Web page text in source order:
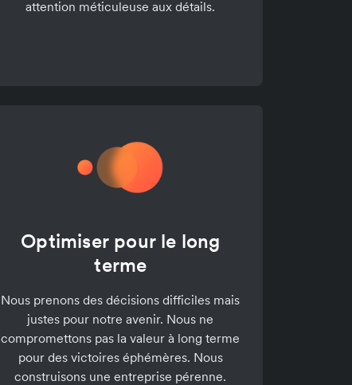
attention méticuleuse aux détails.
Optimiser pour le long
terme
Nous prenons des décisions difficiles mais
justes pour notre avenir. Nous ne
compromettons pas la valeur à long terme
pour des victoires éphémères. Nous
construisons une entreprise pérenne.